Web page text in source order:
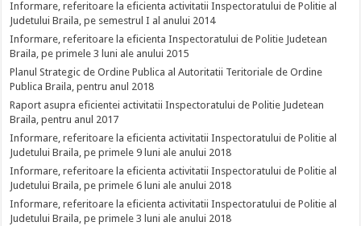
Informare, referitoare la eficienta activitatii Inspectoratului de Politie al
Judetului Braila, pe semestrul I al anului 2014
Informare, referitoare la eficienta Inspectoratului de Politie Judetean
Braila, pe primele 3 luni ale anului 2015
Planul Strategic de Ordine Publica al Autoritatii Teritoriale de Ordine
Publica Braila, pentru anul 2018
Raport asupra eficientei activitatii Inspectoratului de Politie Judetean
Braila, pentru anul 2017
Informare, referitoare la eficienta activitatii Inspectoratului de Politie al
Judetului Braila, pe primele 9 luni ale anului 2018
Informare, referitoare la eficienta activitatii Inspectoratului de Politie al
Judetului Braila, pe primele 6 luni ale anului 2018
Informare, referitoare la eficienta activitatii Inspectoratului de Politie al
Judetului Braila, pe primele 3 luni ale anului 2018